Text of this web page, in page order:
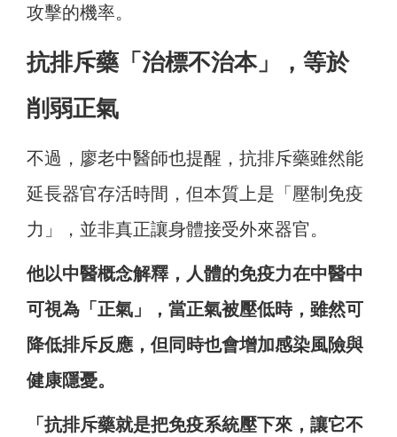
攻擊的機率。
抗排斥藥「治標不治本」，等於
削弱正氣
不過，廖老中醫師也提醒，抗排斥藥雖然能
延長器官存活時間，但本質上是「壓制免疫
力」，並非真正讓身體接受外來器官。
他以中醫概念解釋，人體的免疫力在中醫中
可視為「正氣」，當正氣被壓低時，雖然可
降低排斥反應，但同時也會增加感染風險與
健康隱憂。
「抗排斥藥就是把免疫系統壓下來，讓它不